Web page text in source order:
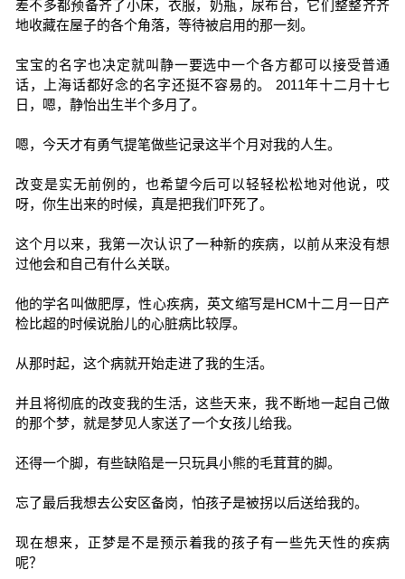
差不多都预备齐了小床，衣服，奶瓶，尿布台，它们整整齐齐
地收藏在屋子的各个角落，等待被启用的那一刻。
宝宝的名字也决定就叫静一要选中一个各方都可以接受普通
话，上海话都好念的名字还挺不容易的。 2011年十二月十七
日，嗯，静怡出生半个多月了。
嗯，今天才有勇气提笔做些记录这半个月对我的人生。
改变是实无前例的，也希望今后可以轻轻松松地对他说，哎
呀，你生出来的时候，真是把我们吓死了。
这个月以来，我第一次认识了一种新的疾病，以前从来没有想
过他会和自己有什么关联。
他的学名叫做肥厚，性心疾病，英文缩写是HCM十二月一日产
检比超的时候说胎儿的心脏病比较厚。
从那时起，这个病就开始走进了我的生活。
并且将彻底的改变我的生活，这些天来，我不断地一起自己做
的那个梦，就是梦见人家送了一个女孩儿给我。
还得一个脚，有些缺陷是一只玩具小熊的毛茸茸的脚。
忘了最后我想去公安区备岗，怕孩子是被拐以后送给我的。
现在想来，正梦是不是预示着我的孩子有一些先天性的疾病
呢？